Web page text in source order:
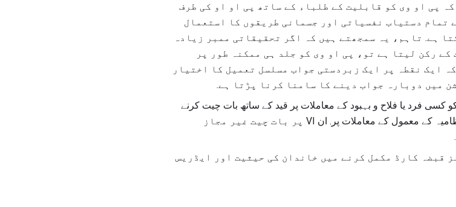
پی او وی کو قابلیت کے طلباء کے ساتھ پی او او کی طرف
تمام دستیاب نفسیاتی اور جسمانی طریقوں کا استعمال
ہے. تاہم، یہ سمجھتے ہیں کہ اگر تحقیقاتی ممبر زیادہ
رکن لیتا ہے تو، پی او وی کو جلد ہی ممکنہ طور پر
ایک نقطہ پر ایک زبردستی جواب مسلسل تعمیل کا اختیار
میں دوبارہ جواب دینے کا سامنا کرنا پڑتا ہے.
فرد یا فلاح و بہبود کے معاملات پر قید کے ساتھ بات چیت کرنے
کی اجازت دیتی ہے اور، جب لاگو ہوتا ہے، کیمپ انتظامیہ کے معمول کے معاملات پر. ان VI پر بات چیت غیر مجاز
قبضہ کارڈ مکمل کرنے میں خاندان کی حیثیت اور ایڈریس